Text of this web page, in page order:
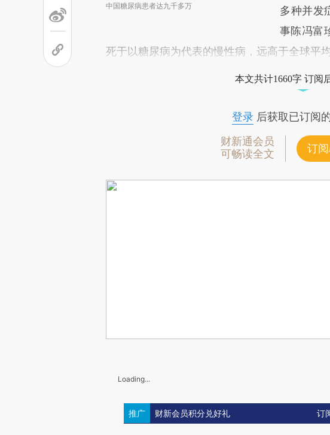
中国糖尿病患者达九千多万
多种并发
事陈冯富
死于以糖尿病为代表的慢性病，远高于全球平均
本文共计1660字 订阅
登录后获取已订阅
财新通会员
可畅读全文
订
Loading...
推广 财新会员积分兑好礼 订